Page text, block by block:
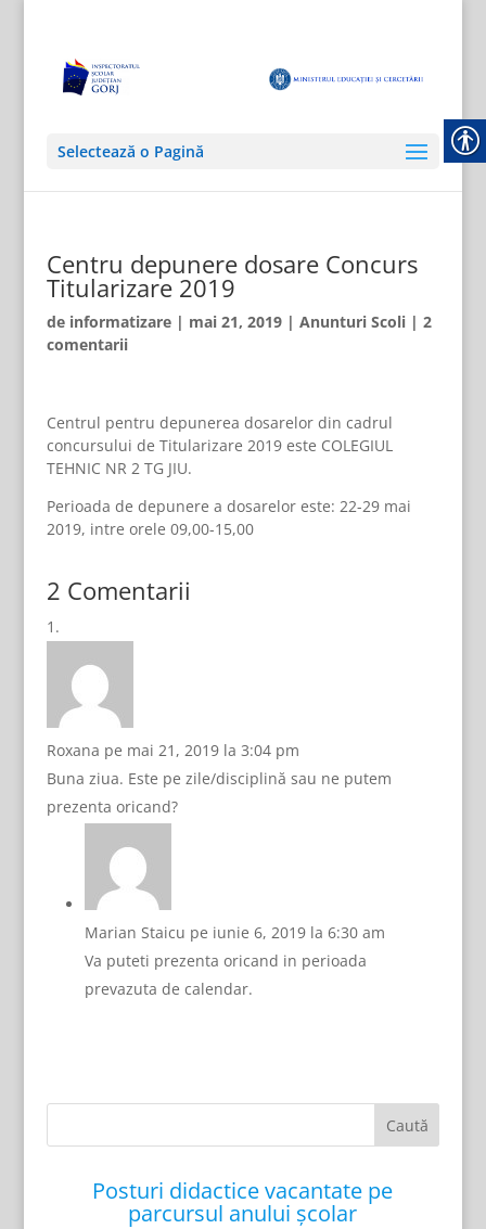
Selectează o Pagină
Centru depunere dosare Concurs
Titularizare 2019
de informatizare| mai 21, 2019| Anunturi Scoli| 2
comentarii
Centrul pentru depunerea dosarelor din cadrul
concursului de Titularizare 2019 este COLEGIUL
TEHNIC NR 2 TG JIU.
Perioada de depunere a dosarelor este: 22-29 mai
2019, intre orele 09,00-15,00
2 Comentarii
Roxana pe mai 21, 2019 la 3:04 pm
Buna ziua. Este pe zile/disciplină sau ne putem
prezenta oricand?
Marian Staicu pe iunie 6, 2019 la 6:30 am
Va puteti prezenta oricand in perioada
prevazuta de calendar.
Posturi didactice vacantate pe
parcursul anului școlar